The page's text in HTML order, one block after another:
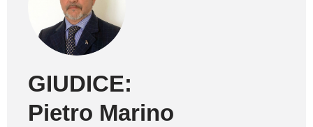
GIUDICE:
Pietro Marino